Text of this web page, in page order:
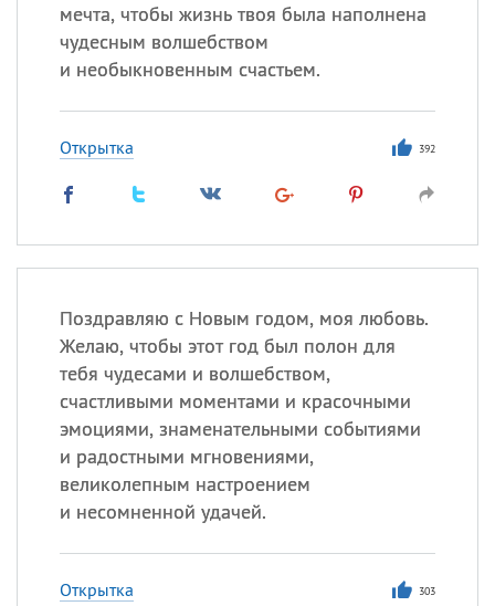
мечта, чтобы жизнь твоя была наполнена
чудесным волшебством
и необыкновенным счастьем.
Открытка 392
Поздравляю с Новым годом, моя любовь.
Желаю, чтобы этот год был полон для
тебя чудесами и волшебством,
счастливыми моментами и красочными
эмоциями, знаменательными событиями
и радостными мгновениями,
великолепным настроением
и несомненной удачей.
Открытка 303